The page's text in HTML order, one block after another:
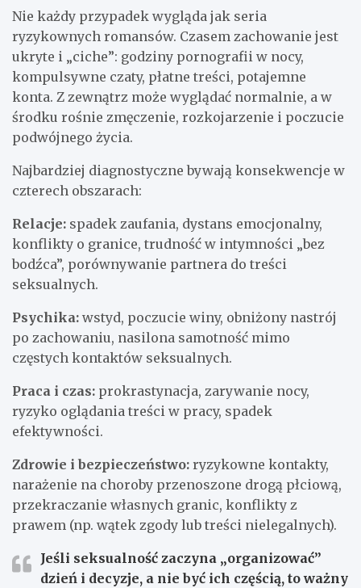
Nie każdy przypadek wygląda jak seria
ryzykownych romansów. Czasem zachowanie jest
ukryte i „ciche”: godziny pornografii w nocy,
kompulsywne czaty, płatne treści, potajemne
konta. Z zewnątrz może wyglądać normalnie, a w
środku rośnie zmęczenie, rozkojarzenie i poczucie
podwójnego życia.
Najbardziej diagnostyczne bywają konsekwencje w
czterech obszarach:
Relacje: spadek zaufania, dystans emocjonalny,
konflikty o granice, trudność w intymności „bez
bodźca”, porównywanie partnera do treści
seksualnych.
Psychika: wstyd, poczucie winy, obniżony nastrój
po zachowaniu, nasilona samotność mimo
częstych kontaktów seksualnych.
Praca i czas: prokrastynacja, zarywanie nocy,
ryzyko oglądania treści w pracy, spadek
efektywności.
Zdrowie i bezpieczeństwo: ryzykowne kontakty,
narażenie na choroby przenoszone drogą płciową,
przekraczanie własnych granic, konflikty z
prawem (np. wątek zgody lub treści nielegalnych).
Jeśli seksualność zaczyna „organizować”
dzień i decyzje, a nie być ich częścią, to ważny